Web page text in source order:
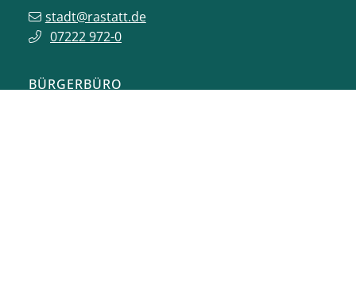
stadt@rastatt.de
07222 972-0
BÜRGERBÜRO